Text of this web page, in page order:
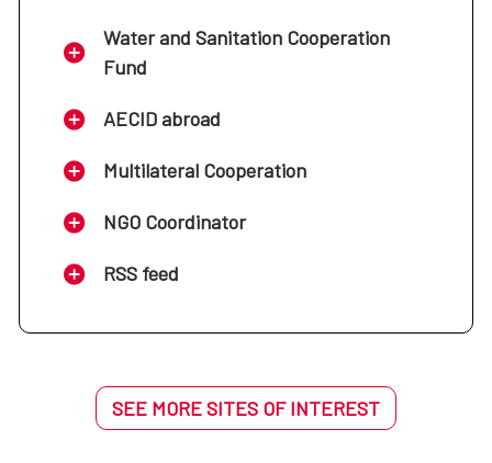
Water and Sanitation Cooperation
Fund
AECID abroad
Multilateral Cooperation
NGO Coordinator
RSS feed
SEE MORE SITES OF INTEREST